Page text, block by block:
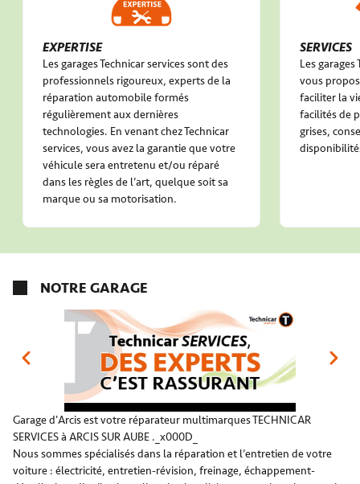
EXPERTISE
Les garages Technicar services sont des
professionnels rigoureux, experts de la
réparation automobile formés
régulièrement aux dernières
technologies. En venant chez Technicar
services, vous avez la garantie que votre
véhicule sera entretenu et/ou réparé
dans les règles de l’art, quelque soit sa
marque ou sa motorisation.
SERVICES
Les
vous
faciliter la
facilités de
grises,
NOTRE GARAGE
Garage d'Arcis est votre réparateur multimarques TECHNICAR
SERVICES à ARCIS SUR AUBE ._x000D_
Nous sommes spécialisés dans la réparation et l’entretien de votre
voiture : électricité, entretien-révision, freinage, échappement-